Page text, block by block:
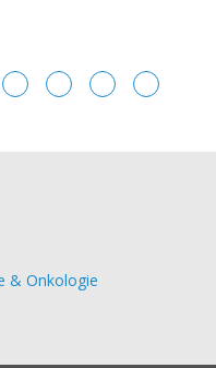
& Onkologie